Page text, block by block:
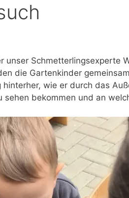
Schmetterlingsexperte
die Gartenkinder
wie er durch das
bekommen und an